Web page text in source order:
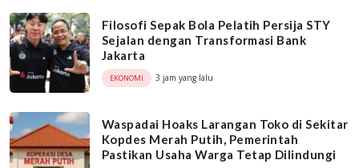
Filosofi Sepak Bola Pelatih Persija STY
Sejalan dengan Transformasi Bank
Jakarta
EKONOMI 3 jam yang lalu
Waspadai Hoaks Larangan Toko di Sekitar
Kopdes Merah Putih, Pemerintah
Pastikan Usaha Warga Tetap Dilindungi